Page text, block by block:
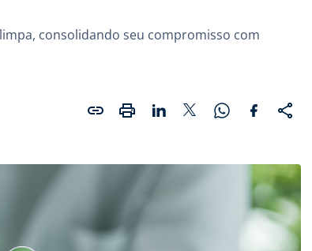
consolidando seu compromisso com